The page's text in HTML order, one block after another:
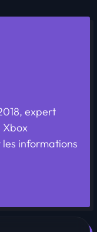
expert
Xbox
informations